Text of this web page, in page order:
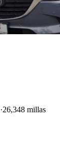
26,348 millas